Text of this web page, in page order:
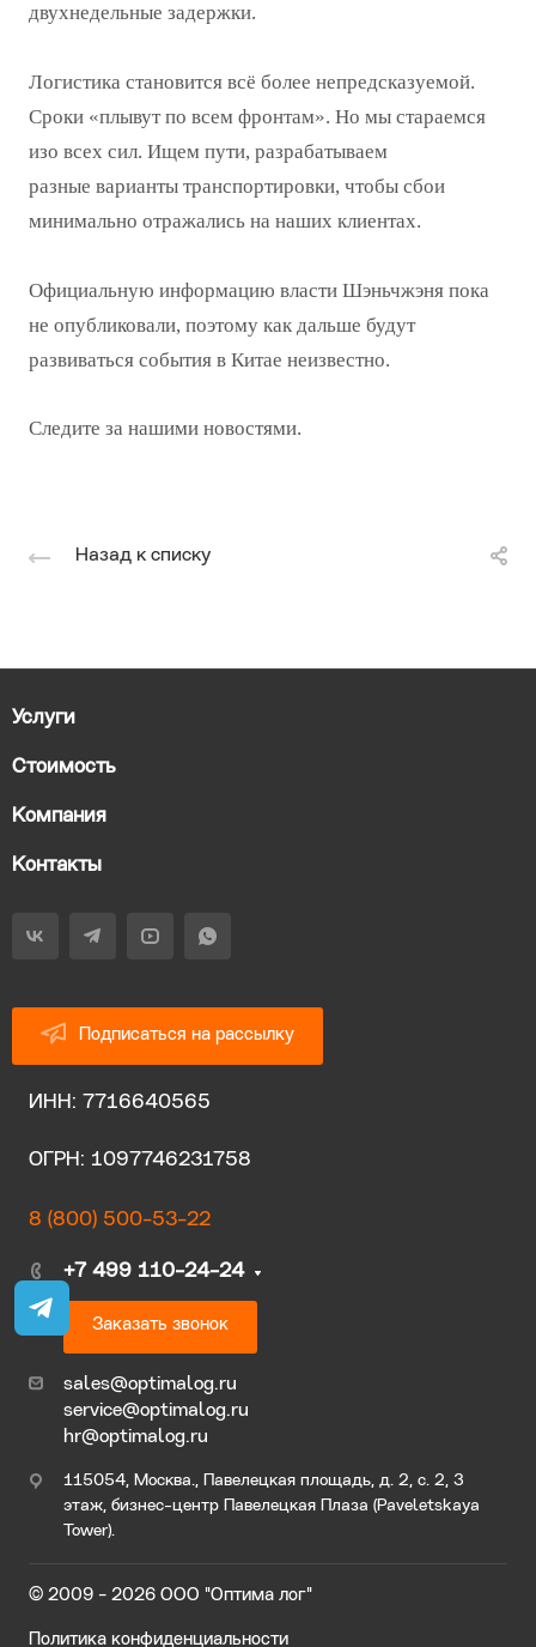
двухнедельные задержки.
Логистика становится всё более непредсказуемой.
Сроки «плывут по всем фронтам». Но мы стараемся
изо всех сил. Ищем пути, разрабатываем
разные варианты транспортировки, чтобы сбои
минимально отражались на наших клиентах.
Официальную информацию власти Шэньчжэня пока
не опубликовали, поэтому как дальше будут
развиваться события в Китае неизвестно.
Следите за нашими новостями.
Назад к списку
Услуги
Стоимость
Компания
Контакты
Подписаться на рассылку
ИНН: 7716640565
ОГРН: 1097746231758
8 (800) 500-53-22
+7 499 110-24-24
Заказать звонок
sales@optimalog.ru
service@optimalog.ru
hr@optimalog.ru
115054, Москва., Павелецкая площадь, д. 2, с. 2, 3
этаж, бизнес-центр Павелецкая Плаза (Paveletskaya
Tower).
© 2009 - 2026 ООО "Оптима лог"
Политика конфиденциальности